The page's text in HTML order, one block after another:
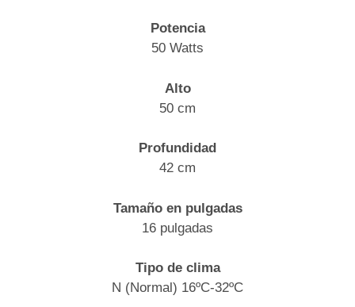
Potencia
50 Watts
Alto
50 cm
Profundidad
42 cm
Tamaño en pulgadas
16 pulgadas
Tipo de clima
N (Normal) 16ºC-32ºC